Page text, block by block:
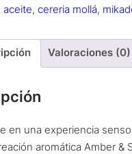
aceite, cereria mollá,
Valoraciones (0)
en una experiencia
aromática Amber &